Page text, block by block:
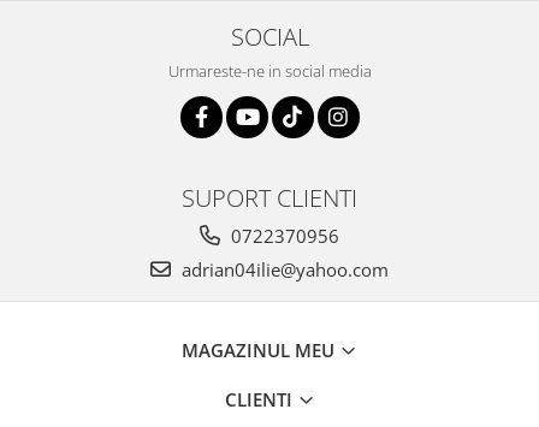
SOCIAL
Urmareste-ne in social media
SUPORT CLIENTI
0722370956
adrian04ilie@yahoo.com
MAGAZINUL MEU
CLIENTI